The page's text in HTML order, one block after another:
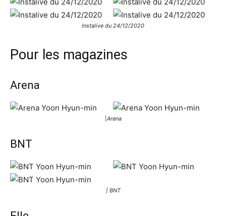
Instalive du 24/12/2020
Pour les magazines
Arena
Arena
BNT
| BNT